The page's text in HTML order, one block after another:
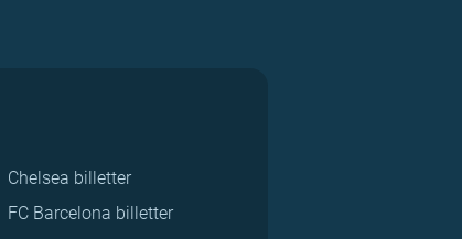
Chelsea billetter
FC Barcelona billetter